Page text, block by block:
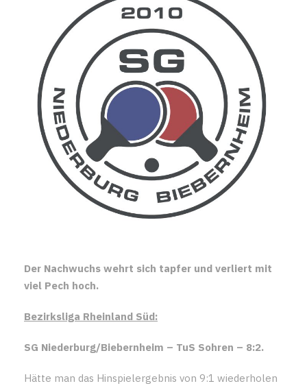
Der Nachwuchs wehrt sich tapfer und verliert mit
viel Pech hoch.
Bezirksliga Rheinland Süd:
SG Niederburg/Biebernheim – TuS Sohren – 8:2.
Hätte man das Hinspielergebnis von 9:1 wiederholen